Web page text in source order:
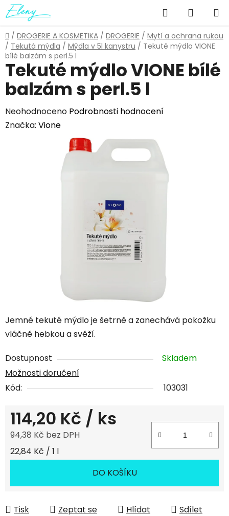
Přejít
na
obsah
Hledat
KOŠÍK
Domů
/ DROGERIE A KOSMETIKA / DROGERIE / Mytí a ochrana rukou
/ Tekutá mýdla / Mýdla v 5l kanystru / Tekuté mýdlo VIONE
bílé balzám s perl.5 l
Jemné tekuté mýdlo je šetrně a zanechává pokožku
vláčně hebkou a svěží.
Dostupnost
Skladem
Možnosti doručení
Kód:
103031
114,20 Kč / ks
94,38 Kč bez DPH
Měrná cena:
22,84 Kč / 1 l
DO KOŠÍKU
Tisk Zeptat se Hlídat Sdílet
Tekuté mýdlo VIONE bílé
balzám s perl.5 l
Průměrné
hodnocení
Neohodnoceno Podrobnosti hodnocení
Značka: Vione